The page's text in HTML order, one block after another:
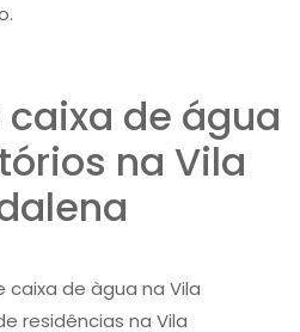
caixa de água
na Vila
caixa de àgua na Vila
residências na Vila